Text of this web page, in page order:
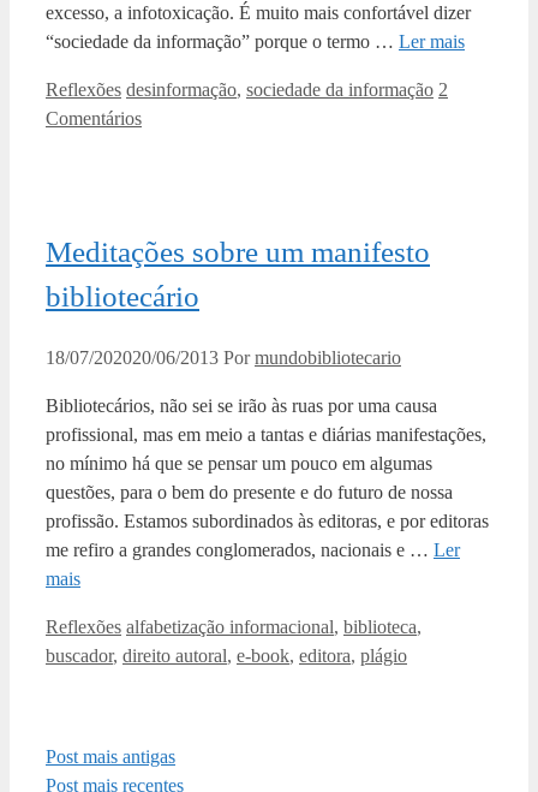
excesso, a infotoxicação. É muito mais confortável dizer
“sociedade da informação” porque o termo … Ler mais
Categorias
Reflexões Tags
desinformação, sociedade da informação 2
Comentários
Meditações sobre um manifesto
bibliotecário
18/07/202020/06/2013 Pormundobibliotecario
Bibliotecários, não sei se irão às ruas por uma causa
profissional, mas em meio a tantas e diárias manifestações,
no mínimo há que se pensar um pouco em algumas
questões, para o bem do presente e do futuro de nossa
profissão. Estamos subordinados às editoras, e por editoras
me refiro a grandes conglomerados, nacionais e … Ler
mais
Categorias
Reflexões Tags
alfabetização informacional, biblioteca,
buscador, direito autoral, e-book, editora, plágio
Post mais antigas
Post mais recentes